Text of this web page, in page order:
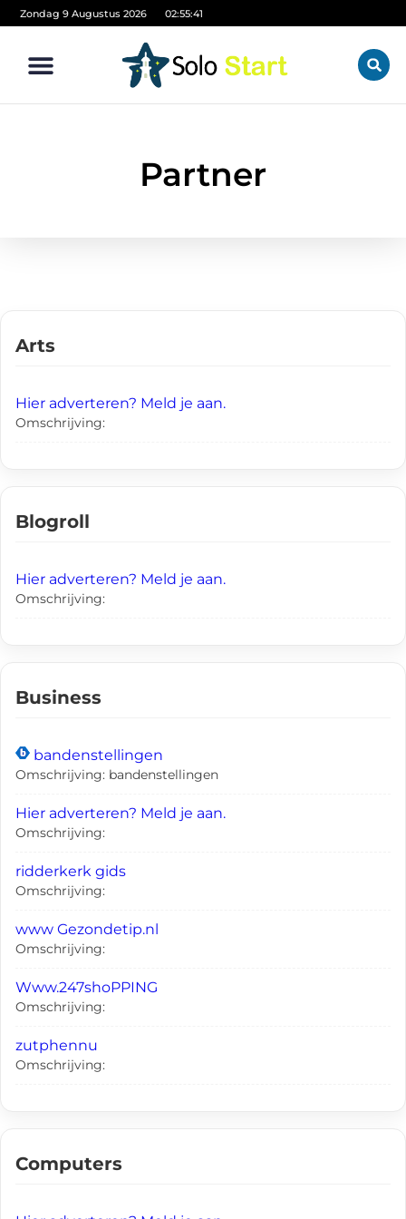
Zondag 9 Augustus 2026 02:55:41
Partner
Arts
Hier adverteren? Meld je aan.
Omschrijving:
Blogroll
Hier adverteren? Meld je aan.
Omschrijving:
Business
bandenstellingen
Omschrijving: bandenstellingen
Hier adverteren? Meld je aan.
Omschrijving:
ridderkerk gids
Omschrijving:
www Gezondetip.nl
Omschrijving:
Www.247shoPPING
Omschrijving:
zutphennu
Omschrijving:
Computers